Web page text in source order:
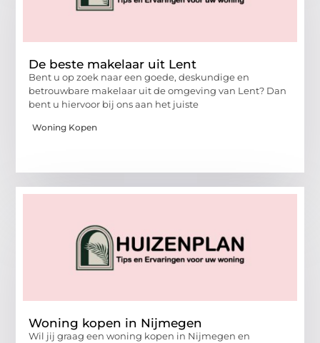
De beste makelaar uit Lent
Bent u op zoek naar een goede, deskundige en
betrouwbare makelaar uit de omgeving van Lent? Dan
bent u hiervoor bij ons aan het juiste
Woning Kopen
Woning kopen in Nijmegen
Wil jij graag een woning kopen in Nijmegen en